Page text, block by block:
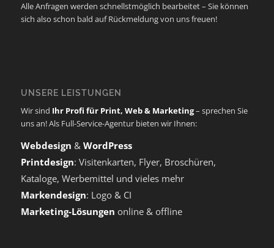
Alle Anfragen werden schnellstmöglich bearbeitet – Sie können
sich also schon bald auf Rückmeldung von uns freuen!
UNSERE LEISTUNGEN
Wir sind Ihr Profi für Print, Web & Marketing– sprechen Sie
uns an! Als Full-Service-Agentur bieten wir Ihnen:
Webdesign & WordPress
Printdesign: Visitenkarten, Flyer, Broschüren,
Kataloge, Werbemittel und vieles mehr
Markendesign: Logo & CI
Marketing-Lösungen online & offline